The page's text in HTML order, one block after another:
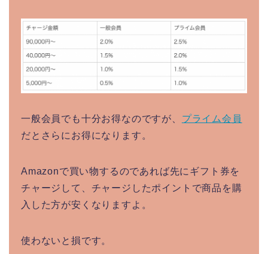
一般会員でも十分お得なのですが、 プライム会員
だとさらにお得になります。
Amazonで買い物するのであれば先にギフト券を
チャージして、チャージしたポイントで商品を購
入した方が安くなりますよ。
使わないと損です。